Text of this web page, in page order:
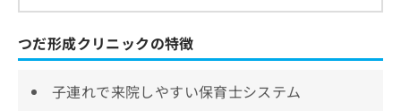
つだ形成クリニックの特徴
子連れで来院しやすい保育士システム